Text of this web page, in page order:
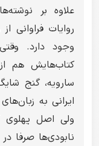
علاوه بر
روایات فراوانی
وجود دارد.
کتاب‌هایش هم از
سارویه، گنج
ایرانی به
ولی اصل
نابودی‌ها صرفا